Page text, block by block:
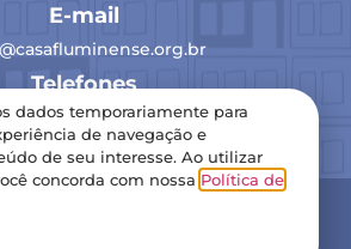
E-mail
Telefones
(21) 2516-0193
– Todos os direitos reservados
dados temporariamente para
de navegação e
de seu interesse. Ao utilizar
concorda com nossa Política de